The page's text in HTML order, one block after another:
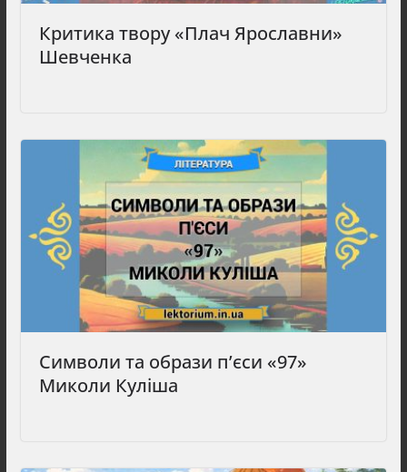
Критика твору «Плач Ярославни»
Шевченка
Символи та образи п’єси «97»
Миколи Куліша